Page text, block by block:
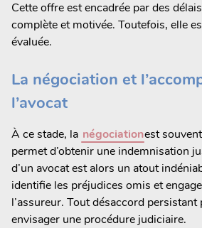
Cette offre est encadrée par des
complète et motivée. Toutefois, elle
évaluée.
La négociation et
l’avocat
À ce stade, la négociationest
permet d’obtenir une indemnisation
d’un avocat est alors un atout
identifie les préjudices omis et
l’assureur. Tout désaccord persistant
envisager une procédure judiciaire.